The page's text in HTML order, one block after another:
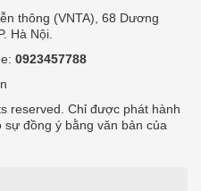
thông (VNTA), 68 Dương
Hà Nội.
0923457788
reserved. Chỉ được phát hành
đồng ý bằng văn bản của